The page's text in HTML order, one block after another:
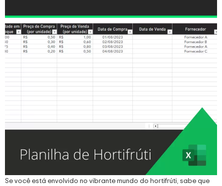
Se você está envolvido no vibrante mundo do hortifrúti, sabe que